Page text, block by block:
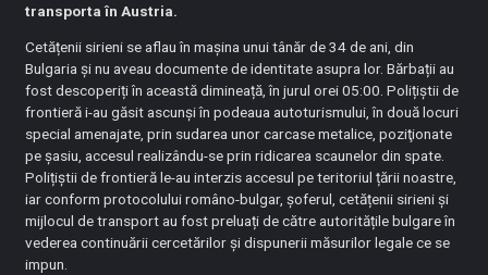
transporta în Austria.
Cetățenii sirieni se aflau în mașina unui tânăr de 34 de ani, din
Bulgaria și nu aveau documente de identitate asupra lor. Bărbații au
fost descoperiți în această dimineață, în jurul orei 05:00. Polițiștii de
frontieră i-au găsit ascunși în podeaua autoturismului, în două locuri
special amenajate, prin sudarea unor carcase metalice, poziţionate
pe șasiu, accesul realizându-se prin ridicarea scaunelor din spate.
Polițiștii de frontieră le-au interzis accesul pe teritoriul țării noastre,
iar conform protocolului româno-bulgar, șoferul, cetățenii sirieni și
mijlocul de transport au fost preluați de către autoritățile bulgare în
vederea continuării cercetărilor și dispunerii măsurilor legale ce se
impun.